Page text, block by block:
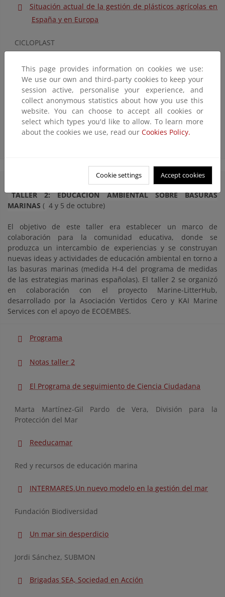
Situación actual de la gestión de plásticos agrícolas en
España y en Europa
CICLOPLAST
Contribución potencial de los plásticos biodegradables
a la reducción de residuos de procedencia agrícola en
el mar
Lluís Martín Closas, Dept. Hortofructicultura, Botànica i
Jardineria, G. de Recerca Eco-Bbiotecnologia Agrària.
ASOBIOCOM y Universitat de Lleida
TALLER 2: EDUCACIÓN AMBIENTAL SOBRE BASURAS
MARINAS ( 4 y 5 de octubre)
El objetivo de este taller era establecer un marco de
colaboración para la comunidad educativa, donde se
produzca un intercambio de experiencias y se construyan
nuevas ideas y actividades de educación ambiental en torno a
las basuras marinas (medida H-4 del programa de medidas
de las estrategias marinas españolas). El taller 2 se organizó
en colaboración con el proyecto Marine-LitterHub,
desarrollado por la Asociación Vertidos Cero y KAI Marine
Services con el apoyo de ECOEMBES.
Programa
Notas taller 2
El Programa de seguimiento de Ciencia Ciudadana
Marta Martínez-Gil Pardo de Vera, División para la
Protección del Mar
Reeducamar
Red y recursos de educación marina
INTERMARES.Un nuevo modelo en la gestión del mar
Fundación Biodiversidad
Un mar sin desperdicio
Jordi Sánchez, SUBMON
Brigadas SEA, Sociedad en Acción
This page provides information on cookies we use:
We use our own and third-party cookies to keep your
session active, personalise your experience, and
collect anonymous statistics about how you use this
website. You can choose to accept all cookies or
select which types you'd like to allow. To learn more
about the cookies we use, read our Cookies Policy.
Cookie settings Accept cookies